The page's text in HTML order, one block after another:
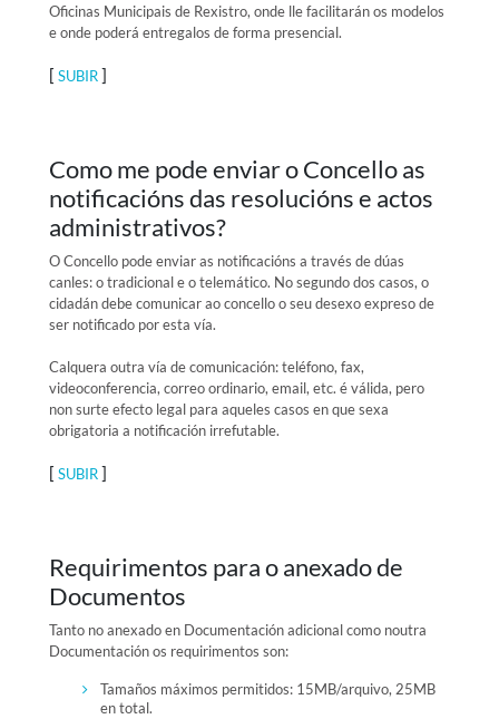
Oficinas Municipais de Rexistro, onde lle facilitarán os modelos
e onde poderá entregalos de forma presencial.
[ SUBIR]
Como me pode enviar o Concello as
notificacións das resolucións e actos
administrativos?
O Concello pode enviar as notificacións a través de dúas
canles: o tradicional e o telemático. No segundo dos casos, o
cidadán debe comunicar ao concello o seu desexo expreso de
ser notificado por esta vía.
Calquera outra vía de comunicación: teléfono, fax,
videoconferencia, correo ordinario, email, etc. é válida, pero
non surte efecto legal para aqueles casos en que sexa
obrigatoria a notificación irrefutable.
[ SUBIR]
Requirimentos para o anexado de
Documentos
Tanto no anexado en Documentación adicional como noutra
Documentación os requirimentos son:
Tamaños máximos permitidos: 15MB/arquivo, 25MB
en total.